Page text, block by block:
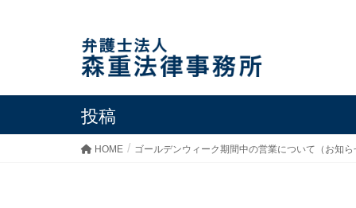
投稿
HOME ゴールデンウィーク期間中の営業について（お知ら